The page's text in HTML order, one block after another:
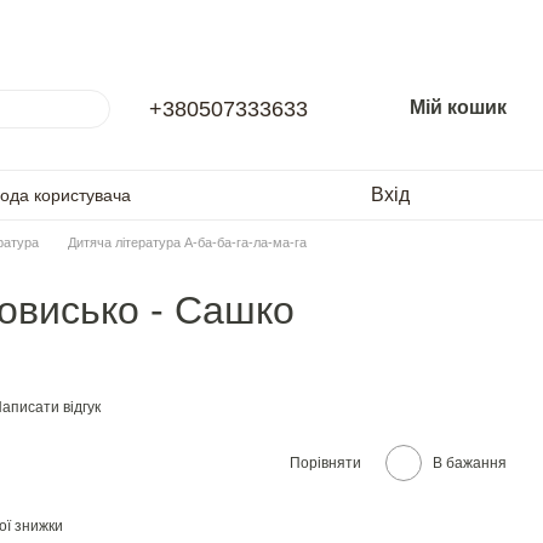
+380507333633 Мій кошик
користувача Вхід
Дитяча література А-ба-ба-га-ла-ма-га
- Сашко
відгук
Порівняти В бажання
знижки